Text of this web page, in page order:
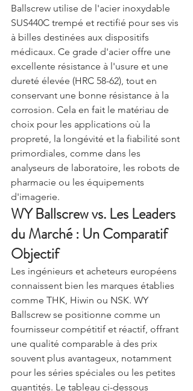
Ballscrew utilise de l'acier inoxydable
SUS440C trempé et rectifié pour ses vis
à billes destinées aux dispositifs
médicaux. Ce grade d'acier offre une
excellente résistance à l'usure et une
dureté élevée (HRC 58-62), tout en
conservant une bonne résistance à la
corrosion. Cela en fait le matériau de
choix pour les applications où la
propreté, la longévité et la fiabilité sont
primordiales, comme dans les
analyseurs de laboratoire, les robots de
pharmacie ou les équipements
d'imagerie.
WY Ballscrew vs. Les Leaders
du Marché : Un Comparatif
Objectif
Les ingénieurs et acheteurs européens
connaissent bien les marques établies
comme THK, Hiwin ou NSK. WY
Ballscrew se positionne comme un
fournisseur compétitif et réactif, offrant
une qualité comparable à des prix
souvent plus avantageux, notamment
pour les séries spéciales ou les petites
quantités. Le tableau ci-dessous